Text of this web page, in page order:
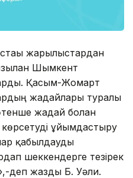
жарылыстардан
Шымкент
Қасым-Жомарт
жағдайлары туралы
жағдай болған
көрсетуді ұйымдастыру
қабылдауды
шеккендерге тезірек
деп жазды Б. Уәли.